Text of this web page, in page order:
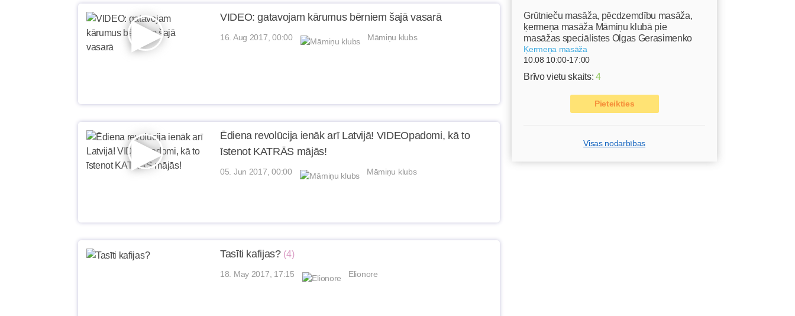
VIDEO: gatavojam kārumus bērniem šajā vasarā
16. Aug 2017, 00:00 Māmiņu klubs
Ēdiena revolūcija ienāk arī Latvijā! VIDEOpadomi, kā to
īstenot KATRĀS mājās!
05. Jun 2017, 00:00 Māmiņu klubs
Tasīti kafijas? (4)
18. May 2017, 17:15 Elionore
Grūtnieču masāža, pēcdzemdību masāža,
ķermeņa masāža Māmiņu klubā pie
masāžas speciālistes Olgas Gerasimenko
Ķermeņa masāža
10.08 10:00-17:00
Brīvo vietu skaits: 4
Pieteikties
Visas nodarbības